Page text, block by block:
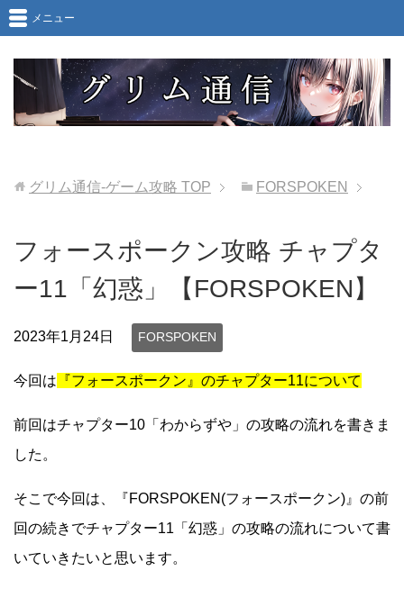
メニュー
グリム通信-ゲーム攻略 TOP FORSPOKEN
フォースポークン攻略 チャプタ
ー11「幻惑」【FORSPOKEN】
2023年1月24日 FORSPOKEN
今回は 『フォースポークン』のチャプター11について
前回はチャプター10「わからずや」の攻略の流れを書きま
した。
そこで今回は、『FORSPOKEN(フォースポークン)』の前
回の続きでチャプター11「幻惑」の攻略の流れについて書
いていきたいと思います。